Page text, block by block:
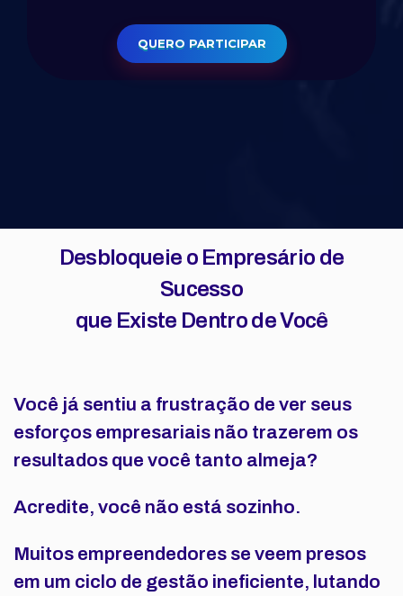
QUERO PARTICIPAR
Desbloqueie o Empresário de
Sucesso
que Existe Dentro de Você
Você já sentiu a frustração de ver seus
esforços empresariais não trazerem os
resultados que você tanto almeja?
Acredite, você não está sozinho.
Muitos empreendedores se veem presos
em um ciclo de gestão ineficiente, lutando